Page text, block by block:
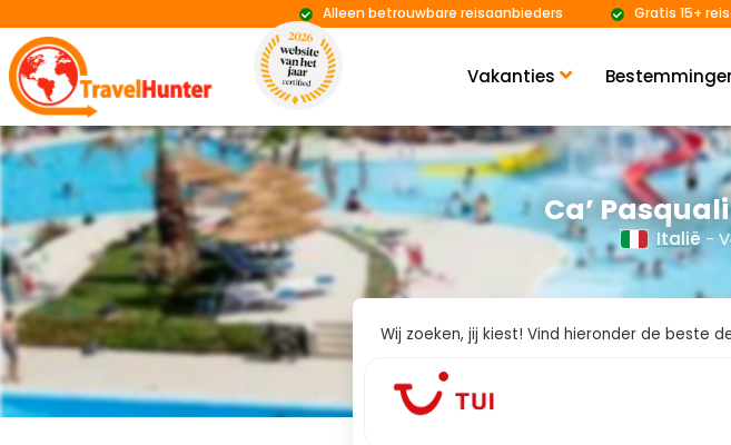
Vakanties
Alleen betrouwbare reisaanbieders Gratis 15+
Ca’
Italië-
Wij zoeken, jij kiest! Vind hieronder de beste